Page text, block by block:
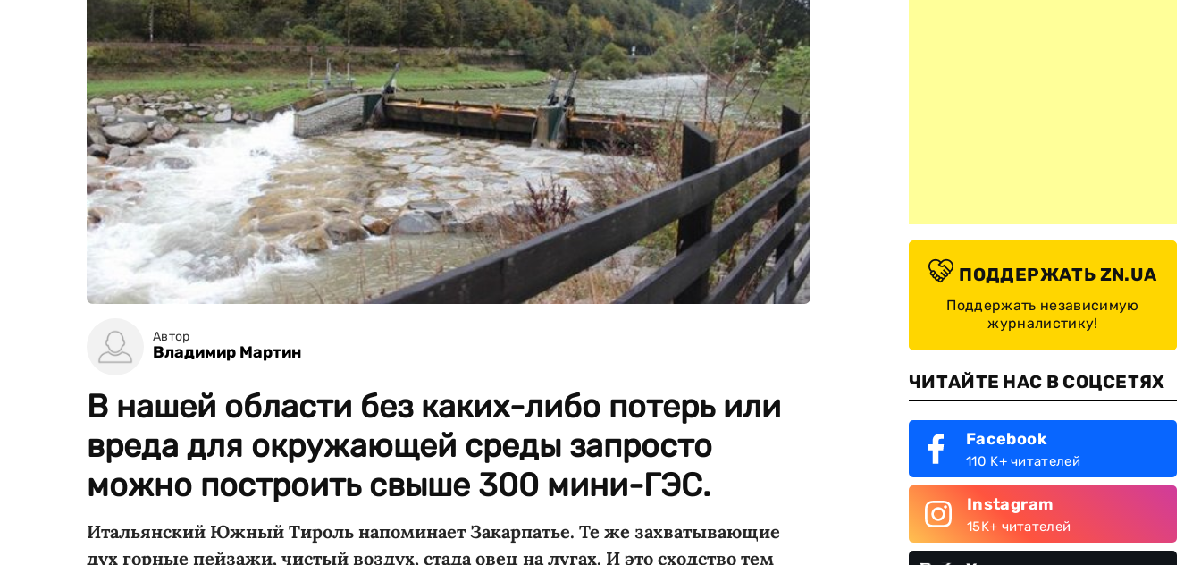
Автор
Владимир Мартин
В нашей области без каких-либо потерь или
вреда для окружающей среды запросто
можно построить свыше 300 мини-ГЭС.
Итальянский Южный Тироль напоминает Закарпатье. Те же захватывающие
дух горные пейзажи, чистый воздух, стада овец на лугах. И это сходство тем
ПОДДЕРЖАТЬ ZN.UA
Поддержать независимую
журналистику!
ЧИТАЙТЕ НАС В СОЦСЕТЯХ
Facebook
110 K+ читателей
Instagram
15K+ читателей